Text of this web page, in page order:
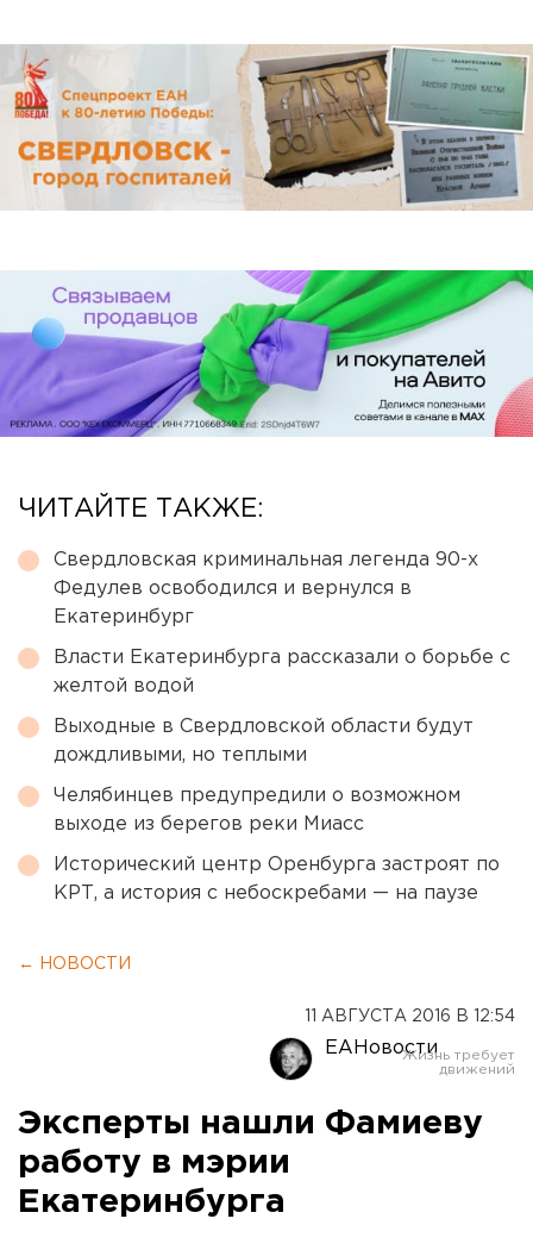
ЧИТАЙТЕ ТАКЖЕ:
Свердловская криминальная легенда 90-х
Федулев освободился и вернулся в
Екатеринбург
Власти Екатеринбурга рассказали о борьбе с
желтой водой
Выходные в Свердловской области будут
дождливыми, но теплыми
Челябинцев предупредили о возможном
выходе из берегов реки Миасс
Исторический центр Оренбурга застроят по
КРТ, а история с небоскребами — на паузе
← НОВОСТИ
11 АВГУСТА 2016 В 12:54
ЕАНовости
Эксперты нашли Фамиеву
работу в мэрии
Екатеринбурга